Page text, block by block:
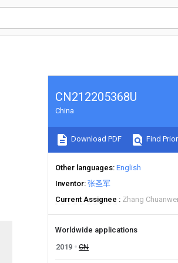
CN212205368U
China
Download PDF Find
Other languages English
Inventor 张圣军
Current Assignee
Zhang
Worldwide applications
2019
CN